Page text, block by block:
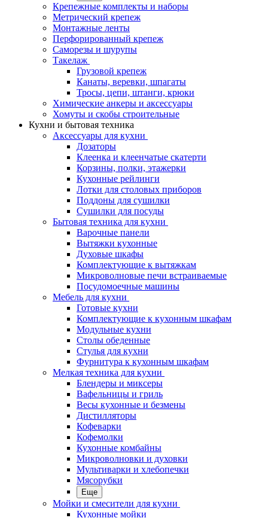
Крепежные комплекты и наборы
Метрический крепеж
Монтажные ленты
Перфорированный крепеж
Саморезы и шурупы
Такелаж
Грузовой крепеж
Канаты, веревки, шпагаты
Тросы, цепи, штанги, крюки
Химические анкеры и аксессуары
Хомуты и скобы строительные
Кухни и бытовая техника
Аксессуары для кухни
Дозаторы
Клеенка и клеенчатые скатерти
Корзины, полки, этажерки
Кухонные рейлинги
Лотки для столовых приборов
Поддоны для сушилки
Сушилки для посуды
Бытовая техника для кухни
Варочные панели
Вытяжки кухонные
Духовые шкафы
Комплектующие к вытяжкам
Микроволновые печи встраиваемые
Посудомоечные машины
Мебель для кухни
Готовые кухни
Комплектующие к кухонным шкафам
Модульные кухни
Столы обеденные
Стулья для кухни
Фурнитура к кухонным шкафам
Мелкая техника для кухни
Блендеры и миксеры
Вафельницы и гриль
Весы кухонные и безмены
Дистилляторы
Кофеварки
Кофемолки
Кухонные комбайны
Микроволновки и духовки
Мультиварки и хлебопечки
Мясорубки
Еще
Мойки и смесители для кухни
Кухонные мойки